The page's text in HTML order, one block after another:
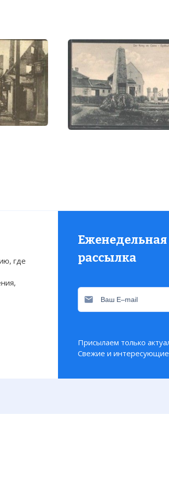
где
Еженедельная
рассылка
Присылаем только
Свежие и интересующие